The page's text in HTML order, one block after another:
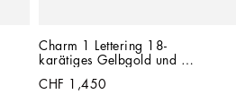
Charm 1 Lettering 18-
karätiges Gelbgold und
CHF 1,450